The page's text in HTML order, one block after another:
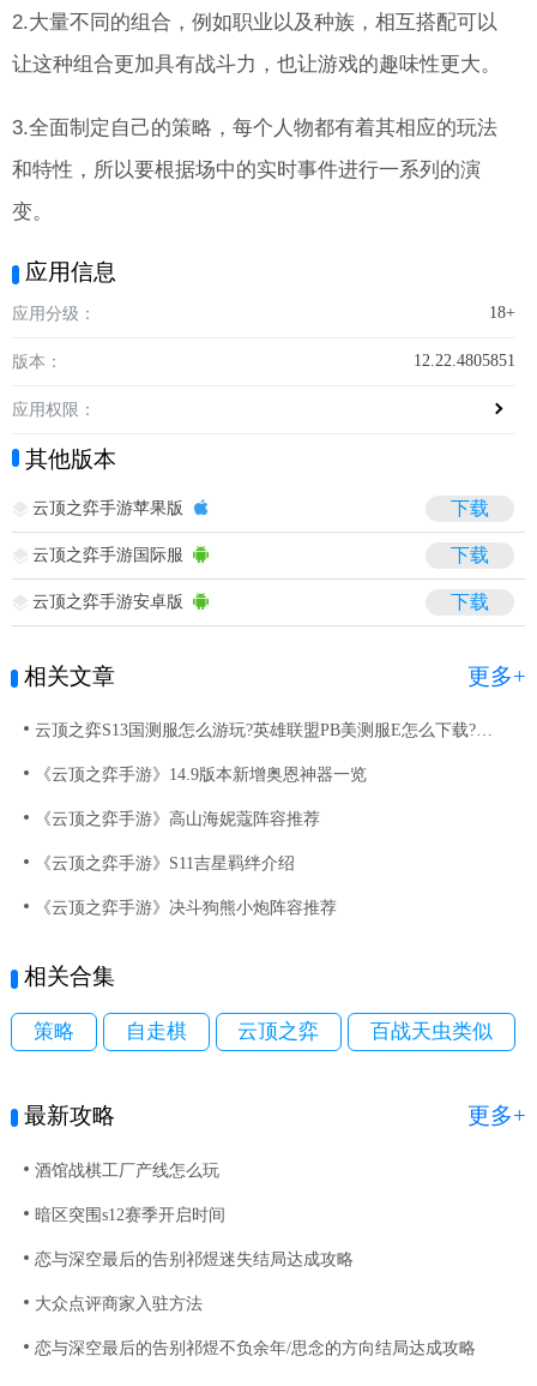
2.大量不同的组合，例如职业以及种族，相互搭配可以
让这种组合更加具有战斗力，也让游戏的趣味性更大。
3.全面制定自己的策略，每个人物都有着其相应的玩法
和特性，所以要根据场中的实时事件进行一系列的演
变。
应用信息
应用分级： 18+
版本： 12.22.4805851
应用权限：
其他版本
云顶之弈手游苹果版 下载
云顶之弈手游国际服 下载
云顶之弈手游安卓版 下载
相关文章 更多+
云顶之弈S13国测服怎么游玩?英雄联盟PB美测服E怎么下载?云顶S13美测服PBE下载指南
《云顶之弈手游》14.9版本新增奥恩神器一览
《云顶之弈手游》高山海妮蔻阵容推荐
《云顶之弈手游》S11吉星羁绊介绍
《云顶之弈手游》决斗狗熊小炮阵容推荐
相关合集
策略 自走棋 云顶之弈 百战天虫类似
最新攻略 更多+
酒馆战棋工厂产线怎么玩
暗区突围s12赛季开启时间
恋与深空最后的告别祁煜迷失结局达成攻略
大众点评商家入驻方法
恋与深空最后的告别祁煜不负余年/思念的方向结局达成攻略